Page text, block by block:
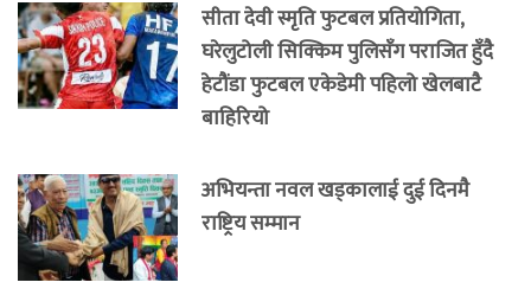
सीता देवी स्मृति फुटबल प्रतियोगिता,
घरेलुटोली सिक्किम पुलिसँग पराजित हुँदै
हेटौंडा फुटबल एकेडेमी पहिलो खेलबाटै
बाहिरियो
अभियन्ता नवल खड्कालाई दुई दिनमै
राष्ट्रिय सम्मान